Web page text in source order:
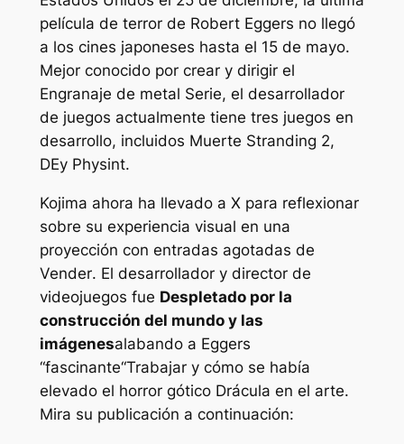
película de terror de Robert Eggers no llegó
a los cines japoneses hasta el 15 de mayo.
Mejor conocido por crear y dirigir el
Engranaje de metal Serie, el desarrollador
de juegos actualmente tiene tres juegos en
desarrollo, incluidos Muerte Stranding 2,
DEy Physint.
Kojima ahora ha llevado a X para reflexionar
sobre su experiencia visual en una
proyección con entradas agotadas de
Vender. El desarrollador y director de
videojuegos fue Despletado por la
construcción del mundo y las
imágenesalabando a Eggers
“fascinante“Trabajar y cómo se había
elevado el horror gótico Drácula en el arte.
Mira su publicación a continuación: